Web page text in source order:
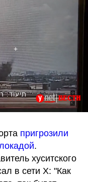
пригрозили
.
хуситского
в сети X: "Как